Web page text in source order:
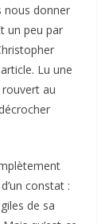
nous donner
un peu par
Lu une
au
constat :
de sa